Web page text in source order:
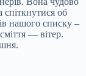
об
нашого списку –
— вітер.